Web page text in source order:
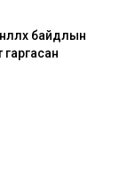
байдлын
гаргасан